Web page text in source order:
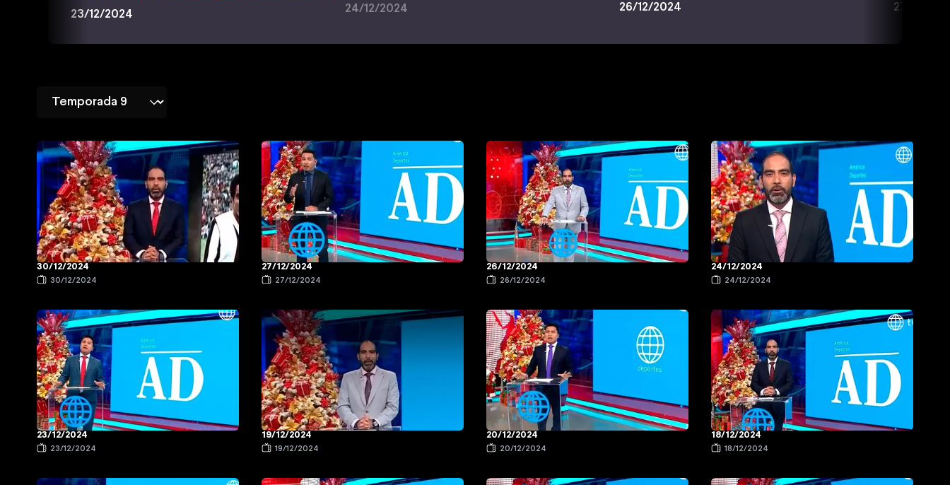
23/12/2024
24/12/2024 26/12/2024 27/12/
30/12/2024
30/12/2024
27/12/2024
27/12/2024
26/12/2024
26/12/2024
24/12/2024
24/12/2024
23/12/2024
23/12/2024
19/12/2024
19/12/2024
20/12/2024
20/12/2024
18/12/2024
18/12/2024